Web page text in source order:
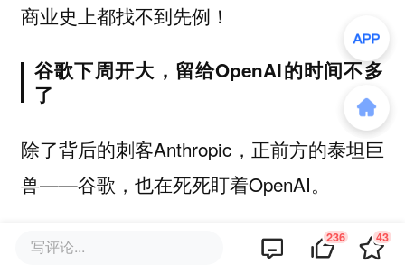
商业史上都找不到先例！
谷歌下周开大，留给OpenAI的时间不多
了
除了背后的刺客Anthropic，正前方的泰坦巨
兽——谷歌，也在死死盯着OpenAI。
下周，Google I/O年度开发者大会就将正式
写评论... 236 43